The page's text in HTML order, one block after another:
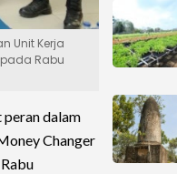
Unit Kerja
pada Rabu
dalam
Changer